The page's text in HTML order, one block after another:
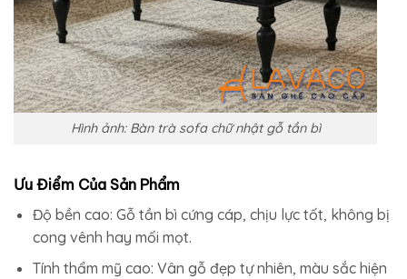
Hình ảnh: Bàn trà sofa chữ nhật gỗ tần bì
Ưu Điểm Của Sản Phẩm
Độ bền cao: Gỗ tần bì cứng cáp, chịu lực tốt, không bị
cong vênh hay mối mọt.
Tính thẩm mỹ cao: Vân gỗ đẹp tự nhiên, màu sắc hiện